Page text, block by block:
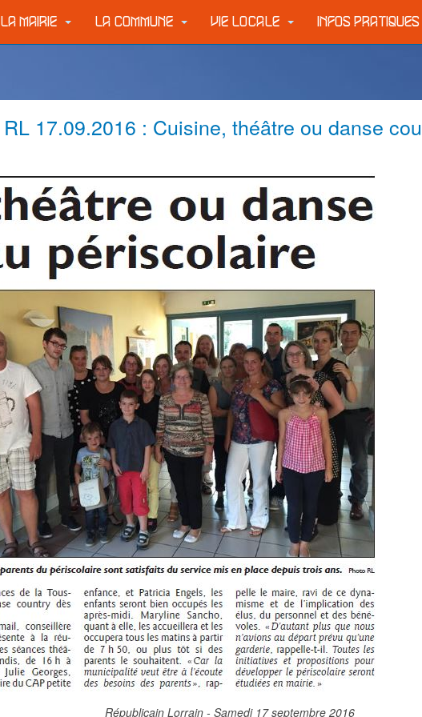
LA MAIRIE LA COMMUNE VIE LOCALE INFOS PRATIQUES
RL 17.09.2016 : Cuisine, théâtre ou danse
Républicain Lorrain - Samedi 17 septembre 2016